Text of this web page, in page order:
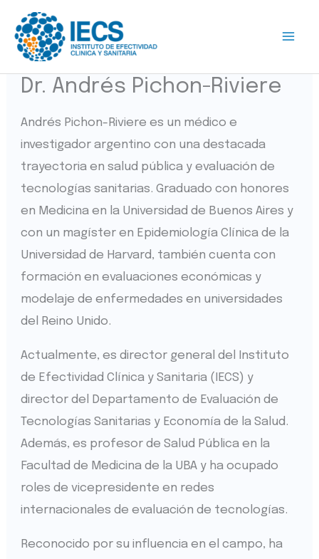
contenido
Dr. Andrés Pichon-Riviere
Andrés Pichon-Riviere es un médico e
investigador argentino con una destacada
trayectoria en salud pública y evaluación de
tecnologías sanitarias. Graduado con honores
en Medicina en la Universidad de Buenos Aires y
con un magíster en Epidemiología Clínica de la
Universidad de Harvard, también cuenta con
formación en evaluaciones económicas y
modelaje de enfermedades en universidades
del Reino Unido.
Actualmente, es director general del Instituto
de Efectividad Clínica y Sanitaria (IECS) y
director del Departamento de Evaluación de
Tecnologías Sanitarias y Economía de la Salud.
Además, es profesor de Salud Pública en la
Facultad de Medicina de la UBA y ha ocupado
roles de vicepresidente en redes
internacionales de evaluación de tecnologías.
Reconocido por su influencia en el campo, ha